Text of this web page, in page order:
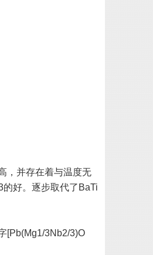
，并存在着与温度无
好。逐步取代了BaTi
[Pb(Mg1/3Nb2/3)O